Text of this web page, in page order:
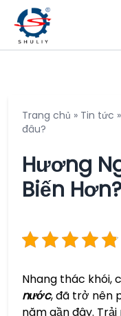
Trang chủ » Tin tức »
đâu?
Hương
Biến Hơn?
Nhang thác khói,
nước, đã trở nên
năm gần đây.